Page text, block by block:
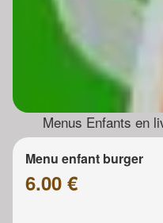
Menus Enfants en
Menu enfant burger
6.00 €